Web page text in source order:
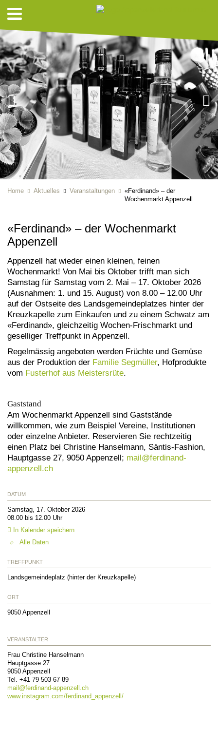
Home Aktuelles Veranstaltungen
«Ferdinand» – der
Wochenmarkt Appenzell
«Ferdinand» – der Wochenmarkt
Appenzell
Appenzell hat wieder einen kleinen, feinen
Wochenmarkt! Von Mai bis Oktober trifft man sich
Samstag für Samstag vom 2. Mai – 17. Oktober 2026
(Ausnahmen: 1. und 15. August) von 8.00 – 12.00 Uhr
auf der Ostseite des Landsgemeindeplatzes hinter der
Kreuzkapelle zum Einkaufen und zu einem Schwatz am
«Ferdinand», gleichzeitig Wochen-Frischmarkt und
geselliger Treffpunkt in Appenzell.
Regelmässig angeboten werden Früchte und Gemüse
aus der Produktion der Familie Segmüller, Hofprodukte
vom Fusterhof aus Meistersrüte.
Gaststand
Am Wochenmarkt Appenzell sind Gaststände
willkommen, wie zum Beispiel Vereine, Institutionen
oder einzelne Anbieter. Reservieren Sie rechtzeitig
einen Platz bei Christine Hanselmann, Säntis-Fashion,
Hauptgasse 27, 9050 Appenzell; mail@ferdinand-
appenzell.ch
DATUM
Samstag, 17. Oktober 2026
08.00 bis 12.00 Uhr
In Kalender speichern
Alle Daten
TREFFPUNKT
Landsgemeindeplatz (hinter der Kreuzkapelle)
ORT
9050 Appenzell
VERANSTALTER
Frau Christine Hanselmann
Hauptgasse 27
9050 Appenzell
Tel. +41 79 503 67 89
mail@ferdinand-appenzell.ch
www.instagram.com/ferdinand_appenzell/